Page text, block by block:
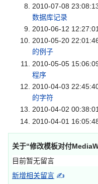
2010-07-08
数据库记录
2010-06-12 12:27:01
2010-05-20
的例子
2010-05-05
程序
2010-04-03
的字符
2010-04-02
2010-04-01
关于“修改模板对付
目前暂无留言
新增相关留言 ✍